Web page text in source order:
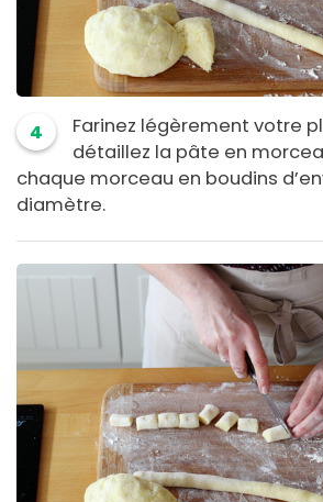
4
Farinez légèrement votre
détaillez la pâte en
chaque morceau en boudins
diamètre.